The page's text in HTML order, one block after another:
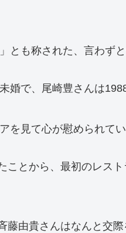
も称された、言わず
で、尾崎豊さんは
見て心が慰められて
とから、最初のレス
由貴さんはなんと交